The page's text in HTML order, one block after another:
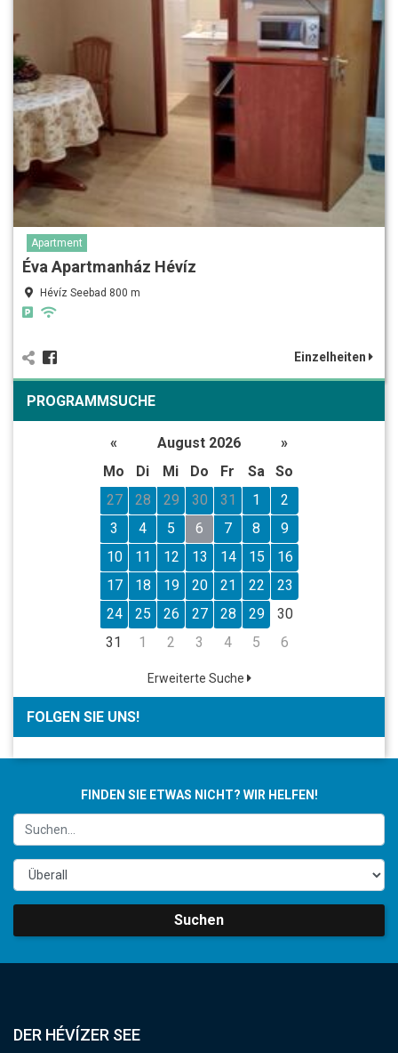
Apartment
Éva Apartmanház Hévíz
Hévíz Seebad 800 m
Einzelheiten
PROGRAMMSUCHE
« August 2026
»
Mo
Di Mi Do Fr Sa
So
27
28 29 30 31 1
2
3
4 5 6 7 8
9
10
11 12 13 14 15
16
17
18 19 20 21 22
23
24
25 26 27 28 29
30
31
1 2 3 4 5 6
Erweiterte Suche
FOLGEN SIE UNS!
FINDEN SIE ETWAS NICHT? WIR HELFEN!
Suchen
DER HÉVÍZER SEE